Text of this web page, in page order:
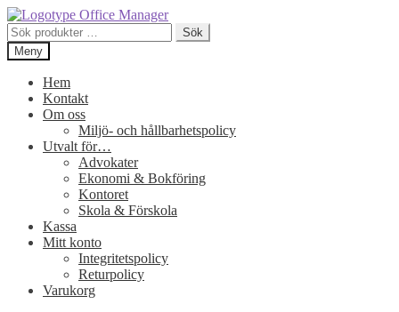
Hoppa
till
navigering
Hoppa
till
innehåll
Sök
efter:
Sök
Meny
Hem
Kontakt
Om oss
Miljö- och hållbarhetspolicy
Utvalt för…
Advokater
Ekonomi & Bokföring
Kontoret
Skola & Förskola
Kassa
Mitt konto
Integritetspolicy
Returpolicy
Varukorg